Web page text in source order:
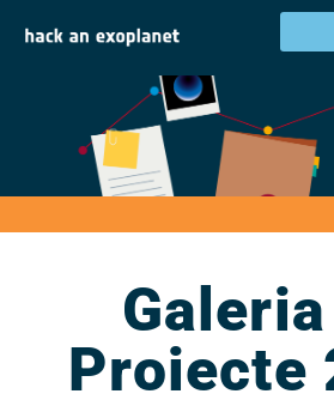
Galeria de
Proiecte